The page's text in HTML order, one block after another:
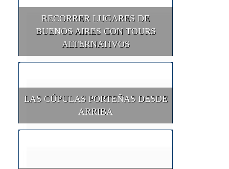
RECORRER LUGARES DE
BUENOS AIRES CON TOURS
ALTERNATIVOS
LAS CÚPULAS PORTEÑAS DESDE
ARRIBA